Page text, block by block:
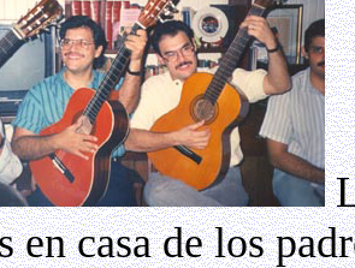
en casa de los